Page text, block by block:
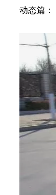
动态篇：